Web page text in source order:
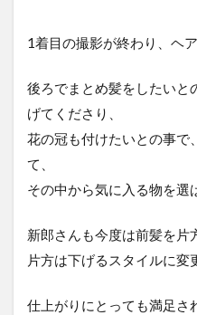
1着目の撮影が終わり、ヘ
後ろでまとめ髪をしたいと
げてくださり、
花の冠も付けたいとの事で
て、
その中から気に入る物を選
新郎さんも今度は前髪を片
片方は下げるスタイルに変
仕上がりにとっても満足さ